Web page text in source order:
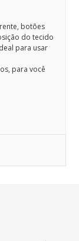
botões
do tecido
para usar
para você